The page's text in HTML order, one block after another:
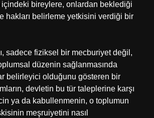
bireylere, onlardan beklediği
hakları belirleme yetkisini verdiği bir
sadece fiziksel bir mecburiyet değil,
düzenin sağlanmasında
belirleyici olduğunu gösteren bir
devletin bu tür taleplerine karşı
ya da kabullenmenin, o toplumun
meşruiyetini nasıl